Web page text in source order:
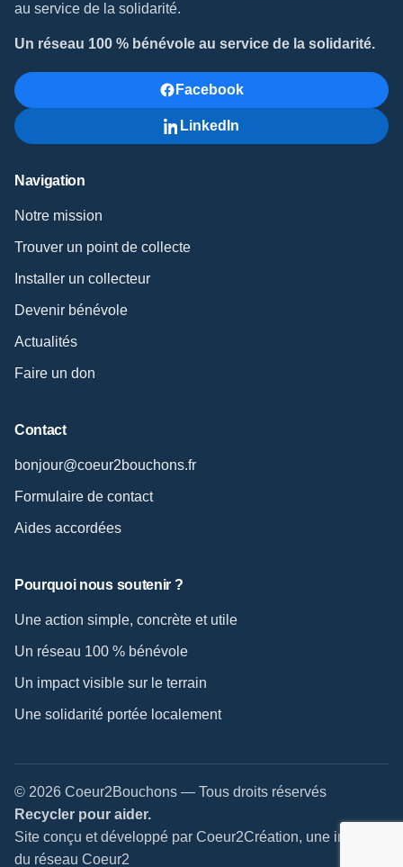
au service de la solidarité.
Un réseau 100 % bénévole au service de la solidarité.
Facebook
LinkedIn
Navigation
Notre mission
Trouver un point de collecte
Installer un collecteur
Devenir bénévole
Actualités
Faire un don
Contact
bonjour@coeur2bouchons.fr
Formulaire de contact
Aides accordées
Pourquoi nous soutenir ?
Une action simple, concrète et utile
Un réseau 100 % bénévole
Un impact visible sur le terrain
Une solidarité portée localement
© 2026 Coeur2Bouchons — Tous droits réservés
Recycler pour aider.
Site conçu et développé par Coeur2Création, une initiative
du réseau Coeur2